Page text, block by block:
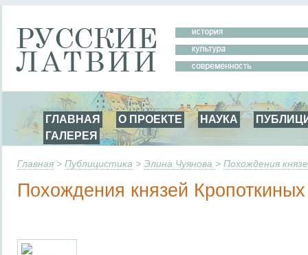
ГЛАВНАЯ О ПРОЕКТЕ НАУКА
ГАЛЕРЕЯ
Главная > Публицистика > Элина Чуянова > Похождения
Похождения князей Кропоткиных